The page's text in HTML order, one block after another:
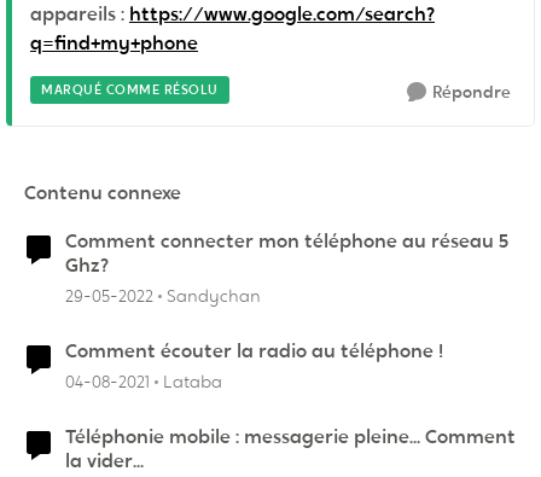
appareils : https://www.google.com/search?
q=find+my+phone
MARQUÉ COMME RÉSOLU Répondre
Contenu connexe
Comment connecter mon téléphone au réseau 5
Ghz?
29-05-2022 Sandychan
Comment écouter la radio au téléphone !
04-08-2021 Lataba
Téléphonie mobile : messagerie pleine... Comment
la vider...